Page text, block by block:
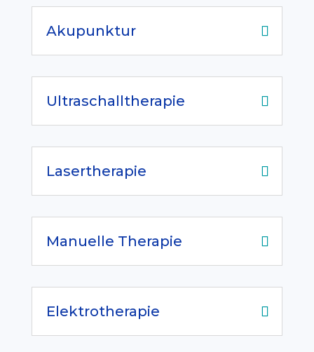
Akupunktur
Ultraschalltherapie
Lasertherapie
Manuelle Therapie
Elektrotherapie